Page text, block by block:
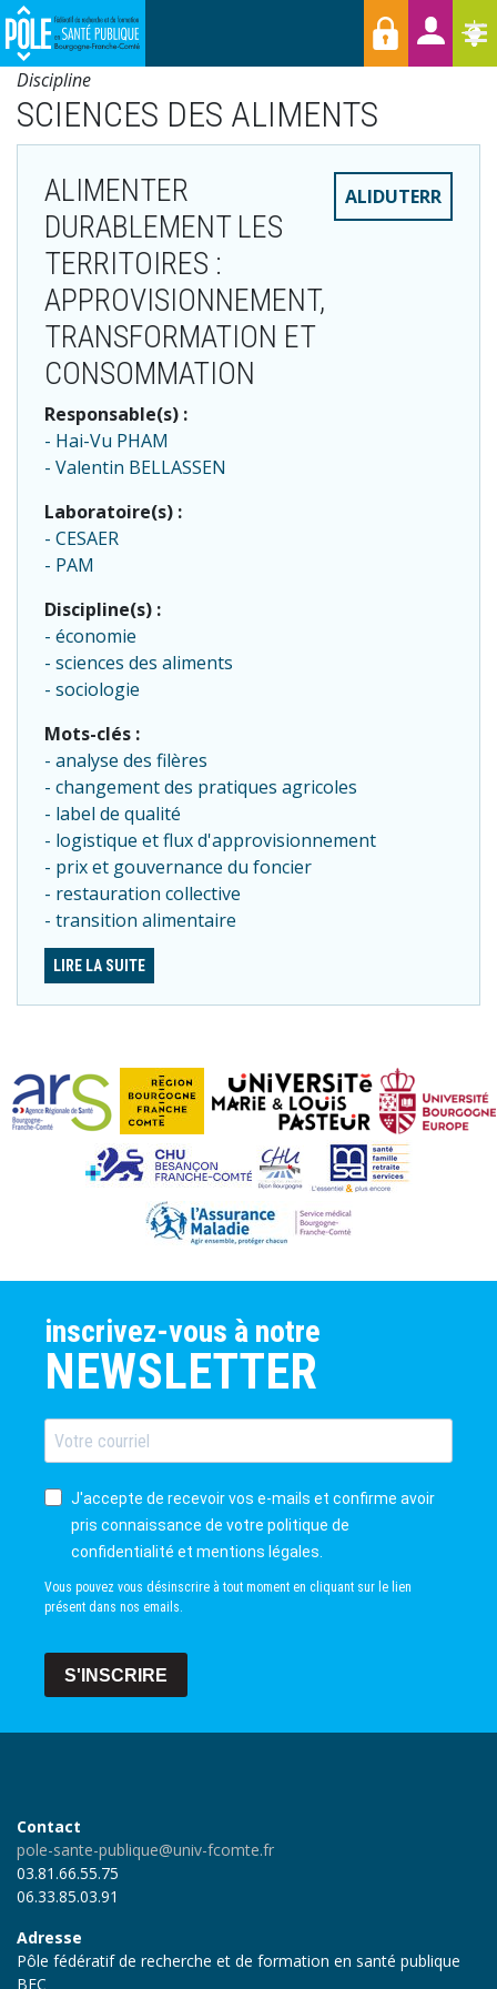
Aller
au
contenu
principal
T
Menu
Raccourcis
Discipline
SCIENCES DES ALIMENTS
ALIDUTERR
ALIMENTER
DURABLEMENT LES
TERRITOIRES :
APPROVISIONNEMENT,
TRANSFORMATION ET
CONSOMMATION
Responsable(s) :
Hai-Vu PHAM
Valentin BELLASSEN
Laboratoire(s) :
CESAER
PAM
Discipline(s) :
économie
sciences des aliments
sociologie
Mots-clés :
analyse des filères
changement des pratiques agricoles
label de qualité
logistique et flux d'approvisionnement
prix et gouvernance du foncier
restauration collective
transition alimentaire
LIRE LA SUITE
inscrivez-vous à notre
NEWSLETTER
J'accepte de recevoir vos e-mails et confirme avoir
pris connaissance de votre politique de
confidentialité et mentions légales.
Vous pouvez vous désinscrire à tout moment en cliquant sur le lien
présent dans nos emails.
S'INSCRIRE
Contact
pole-sante-publique@univ-fcomte.fr
03.81.66.55.75
06.33.85.03.91
Adresse
Pôle fédératif de recherche et de formation en santé publique
BFC